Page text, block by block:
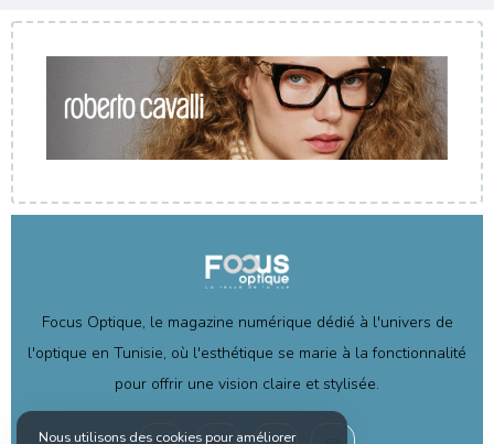
Focus Optique, le magazine numérique dédié à l'univers de
l'optique en Tunisie, où l'esthétique se marie à la fonctionnalité
pour offrir une vision claire et stylisée.
Nous utilisons des cookies pour améliorer